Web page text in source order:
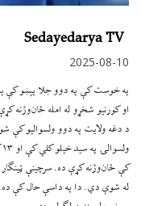
Sedayedarya TV
2025-08-10
او کورنیو شخړو له امله ځان‌وژنه
کې ځان‌وژنه کړې ده. سرچینې
له شوې دي. دا په داسې حال کې